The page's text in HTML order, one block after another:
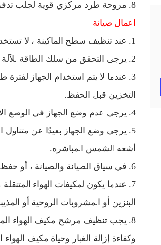
8. مروحة طرد مركزي قوية لجلب تدفق هواء كبير.
اعمال صيانة
1. عند تنظيف سطح الماكينة ، لا تستخدم المخففات والزيوت المتقلبة والمخدرات وما إلى ذلك.
2. يرجى التحقق من سلك الطاقة للآلة بشكل دوري لمعرفة أي علامات تلف أو مسامير فضفاضة.
3. عندما لا يتم استخدام الجهاز
التخزين قبل الحفظ.
4. يرجى عدم وضع الجهاز في الوضع الأفقي أو المقلوب
5. يرجى وضع الجهاز بعيدًا عن
أشعة الشمس المباشرة.
6. في سياق الصيانة والصيانة ، أو حفظ الجهاز ، يرجى التأكد من فصل قابس الطاقة
7. عندما يكون لمكيفات الهواء
البنزين أو المشروبات الروحية أو
8. يجب تنظيف مرشح مكيف الهواء
وكفاءة إزالة الغبار وحياة مكيف الهواء